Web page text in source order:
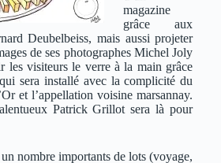
magazine
grâce aux
Deubelbeiss, mais aussi projeter
de ses photographes Michel Joly
les visiteurs le verre à la main grâce
qui sera installé avec la complicité du
et l’appellation voisine marsannay.
Patrick Grillot sera là pour
nombre importants de lots (voyage,